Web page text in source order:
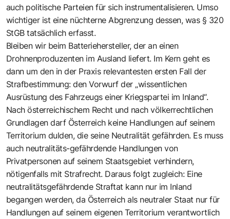
auch politische Parteien für sich instrumentalisieren. Umso
wichtiger ist eine nüchterne Abgrenzung dessen, was § 320
StGB tatsächlich erfasst.
Bleiben wir beim Batteriehersteller, der an einen
Drohnenproduzenten im Ausland liefert. Im Kern geht es
dann um den in der Praxis relevantesten ersten Fall der
Strafbestimmung: den Vorwurf der „wissentlichen
Ausrüstung des Fahrzeugs einer Kriegspartei im Inland“.
Nach österreichischem Recht und nach völkerrechtlichen
Grundlagen darf Österreich keine Handlungen auf seinem
Territorium dulden, die seine Neutralität gefährden. Es muss
auch neutralitäts-gefährdende Handlungen von
Privatpersonen auf seinem Staatsgebiet verhindern,
nötigenfalls mit Strafrecht. Daraus folgt zugleich: Eine
neutralitätsgefährdende Straftat kann nur im Inland
begangen werden, da Österreich als neutraler Staat nur für
Handlungen auf seinem eigenen Territorium verantwortlich